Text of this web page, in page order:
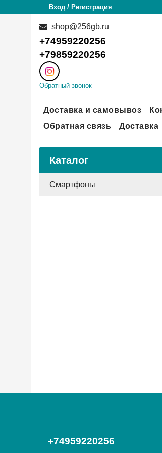
Вход / Регистрация
shop@256gb.ru
+74959220256
+79859220256
Обратный звонок
Доставка и самовывоз
Обратная связь
Доставка
Каталог
Смартфоны
+74959220256